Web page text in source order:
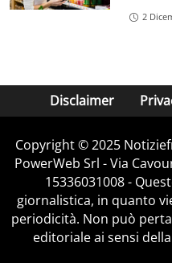
2
Disclaimer
Copyright © 2025
PowerWeb Srl - Via
15336031008 -
giornalistica, in quanto
periodicità. Non può
editoriale ai sensi